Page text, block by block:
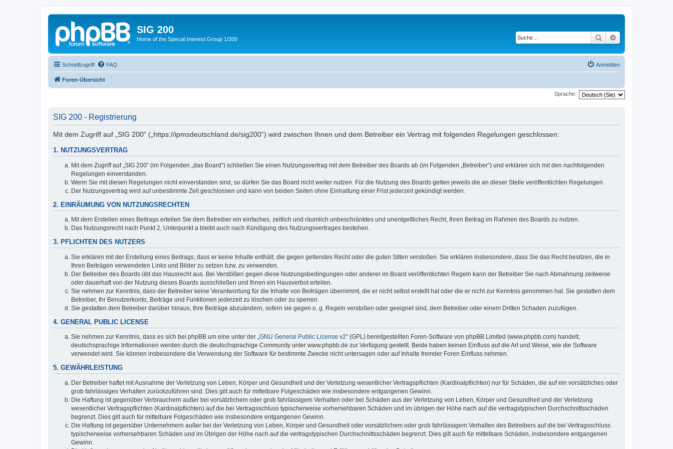
SIG 200
Home of the Special Interest Group 1/200 Suche
Schnellzugriff FAQ Anmelden
Foren-Übersicht
Sprache:
SIG 200 - Registrierung
Mit dem Zugriff auf „SIG 200“ („https://ipmsdeutschland.de/sig200“) wird zwischen Ihnen und dem Betreiber ein Vertrag mit folgenden Regelungen geschlossen:
1. NUTZUNGSVERTRAG
Mit dem Zugriff auf „SIG 200“ (im Folgenden „das Board“) schließen Sie einen Nutzungsvertrag mit dem Betreiber des Boards ab (im Folgenden „Betreiber“) und erklären sich mit den nachfolgenden
Regelungen einverstanden.
Wenn Sie mit diesen Regelungen nicht einverstanden sind, so dürfen Sie das Board nicht weiter nutzen. Für die Nutzung des Boards gelten jeweils die an dieser Stelle veröffentlichten Regelungen.
Der Nutzungsvertrag wird auf unbestimmte Zeit geschlossen und kann von beiden Seiten ohne Einhaltung einer Frist jederzeit gekündigt werden.
2. EINRÄUMUNG VON NUTZUNGSRECHTEN
Mit dem Erstellen eines Beitrags erteilen Sie dem Betreiber ein einfaches, zeitlich und räumlich unbeschränktes und unentgeltliches Recht, Ihren Beitrag im Rahmen des Boards zu nutzen.
Das Nutzungsrecht nach Punkt 2, Unterpunkt a bleibt auch nach Kündigung des Nutzungsvertrages bestehen.
3. PFLICHTEN DES NUTZERS
Sie erklären mit der Erstellung eines Beitrags, dass er keine Inhalte enthält, die gegen geltendes Recht oder die guten Sitten verstoßen. Sie erklären insbesondere, dass Sie das Recht besitzen, die in
Ihren Beiträgen verwendeten Links und Bilder zu setzen bzw. zu verwenden.
Der Betreiber des Boards übt das Hausrecht aus. Bei Verstößen gegen diese Nutzungsbedingungen oder anderer im Board veröffentlichten Regeln kann der Betreiber Sie nach Abmahnung zeitweise
oder dauerhaft von der Nutzung dieses Boards ausschließen und Ihnen ein Hausverbot erteilen.
Sie nehmen zur Kenntnis, dass der Betreiber keine Verantwortung für die Inhalte von Beiträgen übernimmt, die er nicht selbst erstellt hat oder die er nicht zur Kenntnis genommen hat. Sie gestatten dem
Betreiber, Ihr Benutzerkonto, Beiträge und Funktionen jederzeit zu löschen oder zu sperren.
Sie gestatten dem Betreiber darüber hinaus, Ihre Beiträge abzuändern, sofern sie gegen o. g. Regeln verstoßen oder geeignet sind, dem Betreiber oder einem Dritten Schaden zuzufügen.
4. GENERAL PUBLIC LICENSE
Sie nehmen zur Kenntnis, dass es sich bei phpBB um eine unter der „GNU General Public License v2“ (GPL) bereitgestellten Foren-Software von phpBB Limited (www.phpbb.com) handelt;
deutschsprachige Informationen werden durch die deutschsprachige Community unter www.phpbb.de zur Verfügung gestellt. Beide haben keinen Einfluss auf die Art und Weise, wie die Software
verwendet wird. Sie können insbesondere die Verwendung der Software für bestimmte Zwecke nicht untersagen oder auf Inhalte fremder Foren Einfluss nehmen.
5. GEWÄHRLEISTUNG
Der Betreiber haftet mit Ausnahme der Verletzung von Leben, Körper und Gesundheit und der Verletzung wesentlicher Vertragspflichten (Kardinalpflichten) nur für Schäden, die auf ein vorsätzliches oder
grob fahrlässiges Verhalten zurückzuführen sind. Dies gilt auch für mittelbare Folgeschäden wie insbesondere entgangenen Gewinn.
Die Haftung ist gegenüber Verbrauchern außer bei vorsätzlichem oder grob fahrlässigem Verhalten oder bei Schäden aus der Verletzung von Leben, Körper und Gesundheit und der Verletzung
wesentlicher Vertragspflichten (Kardinalpflichten) auf die bei Vertragsschluss typischerweise vorhersehbaren Schäden und im übrigen der Höhe nach auf die vertragstypischen Durchschnittsschäden
begrenzt. Dies gilt auch für mittelbare Folgeschäden wie insbesondere entgangenen Gewinn.
Die Haftung ist gegenüber Unternehmern außer bei der Verletzung von Leben, Körper und Gesundheit oder vorsätzlichem oder grob fahrlässigem Verhalten des Betreibers auf die bei Vertragsschluss
typischerweise vorhersehbaren Schäden und im Übrigen der Höhe nach auf die vertragstypischen Durchschnittsschäden begrenzt. Dies gilt auch für mittelbare Schäden, insbesondere entgangenen
Gewinn.